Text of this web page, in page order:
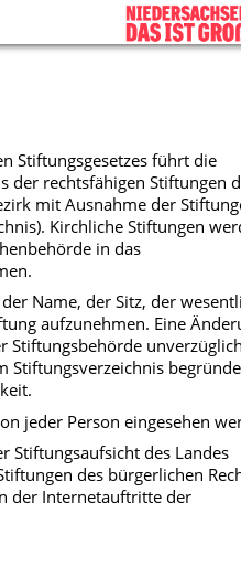
Stiftungsgesetzes führt die
der rechtsfähigen Stiftungen
mit Ausnahme der
Kirchliche Stiftungen
in das
Name, der Sitz, der
aufzunehmen. Eine
Stiftungsbehörde
Stiftungsverzeichnis
jeder Person eingesehen
Stiftungsaufsicht des Landes
des bürgerlichen
der Internetauftritte der